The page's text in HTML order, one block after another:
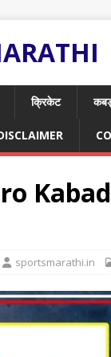
क्रिकेट
sportsmarathi.in